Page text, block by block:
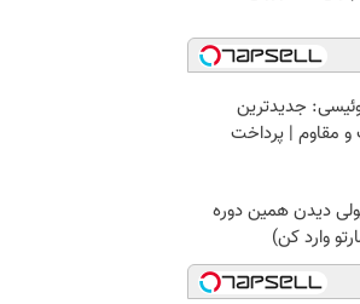
جدیدترین
و مقاوم | پرداخت
دیدن همین دوره
وارد کن)